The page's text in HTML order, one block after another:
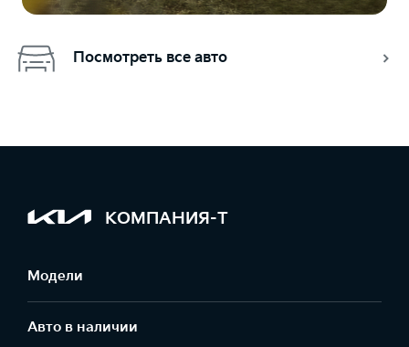
Посмотреть все авто
КОМПАНИЯ-Т
Модели
Авто в наличии